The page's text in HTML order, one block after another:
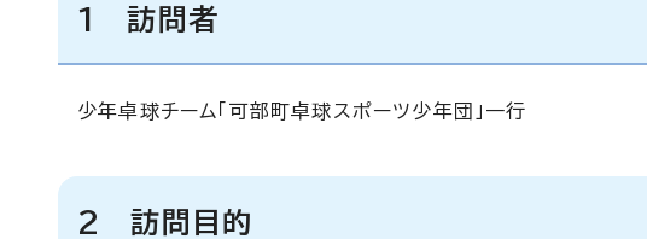
1 訪問者
少年卓球チーム「可部町卓球スポーツ少年団」一行
2 訪問目的